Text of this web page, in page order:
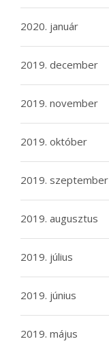
2020. január
2019. december
2019. november
2019. október
2019. szeptember
2019. augusztus
2019. július
2019. június
2019. május